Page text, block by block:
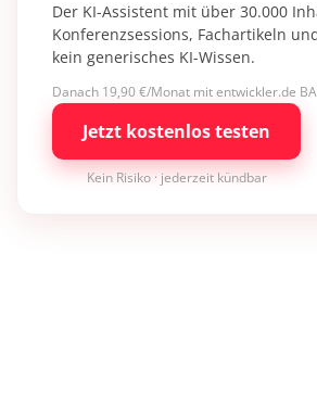
Der KI-Assistent mit über 30.000
Konferenzsessions, Fachartikeln
kein generisches KI-Wissen.
Danach 19,90 €/Monat mit entwickler.de
Jetzt kostenlos testen
Kein Risiko · jederzeit kündbar